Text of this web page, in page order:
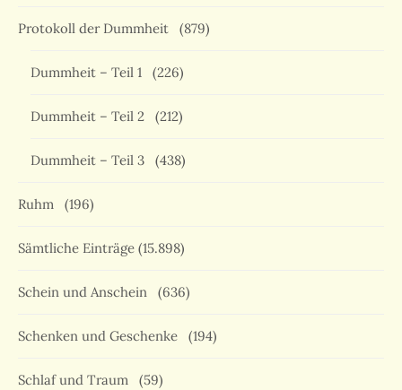
Protokoll der Dummheit (879)
Dummheit – Teil 1 (226)
Dummheit – Teil 2 (212)
Dummheit – Teil 3 (438)
Ruhm (196)
Sämtliche Einträge (15.898)
Schein und Anschein (636)
Schenken und Geschenke (194)
Schlaf und Traum (59)